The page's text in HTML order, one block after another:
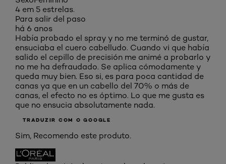
4 em 5 estrelas.
Para salir del paso
há 6 anos
Había probado el spray y no me terminó de gustar,
ensuciaba el cuero cabelludo. Cuando vi que había
salido el cepillo de precisión me animé a probarlo y
no me ha defraudado. Se aplica cómodamente y
queda muy bien. Eso si, es para poca cantidad de
canas ya que en un cabello del 70% o más de
canas, el efecto no es óptimo. Lo que me gusta es
que no ensucia absolutamente nada.
TRADUZIR COM O GOOGLE
Sim, Recomendo este produto.